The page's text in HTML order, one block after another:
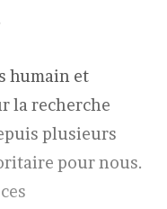
humain et
la recherche
plusieurs
pour nous.